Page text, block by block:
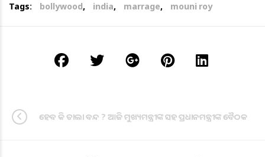
Tags: bollywood, india, marrage, mouni roy
ହେବ କି ତାଲା ବନ୍ଦ ? ଆଜି ମୁଖ୍ୟମନ୍ତ୍ରୀଙ୍କ ସହ ପ୍ରଧାନମନ୍ତ୍ରୀଙ୍କ ବୈଠକ